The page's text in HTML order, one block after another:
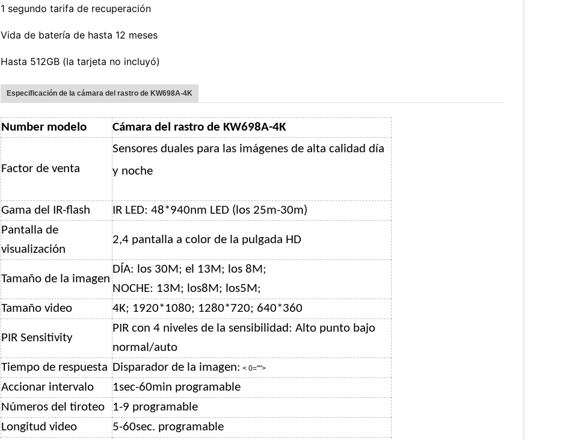
1 segundo tarifa de recuperación
Vida de batería de hasta 12 meses
Hasta 512GB (la tarjeta no incluyó)
Especificación de la cámara del rastro de KW698A-4K
Number modelo Cámara del rastro de KW698A-4K
Factor de venta
Sensores duales para las imágenes de alta calidad día
y noche
Gama del IR-flash IR LED: 48*940nm LED (los 25m-30m)
Pantalla de
visualización
2,4 pantalla a color de la pulgada HD
Tamaño de la imagen
DÍA: los 30M; el 13M; los 8M;
NOCHE: 13M; los8M; los5M;
Tamaño video
4K; 1920*1080; 1280*720; 640*360
PIR Sensitivity
PIR con 4 niveles de la sensibilidad: Alto punto bajo
normal/auto
Tiempo de respuesta Disparador de la imagen: < 0="">
Accionar intervalo
1sec-60min programable
Números del tiroteo
1-9 programable
Longitud video
5-60sec. programable